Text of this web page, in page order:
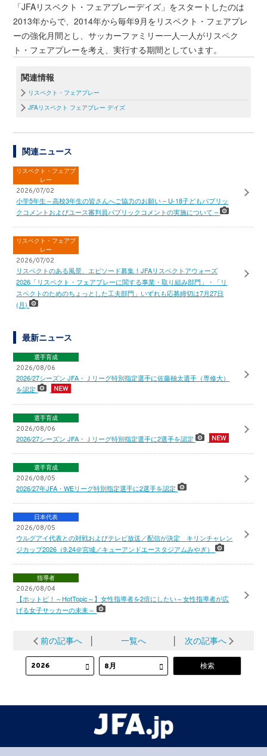
「JFAリスペクト・フェアプレーデイズ」をスタートしたのは
2013年からで、2014年から毎年9月をリスペクト・フェアプレ
ーの強化月間とし、サッカーファミリー一人一人がリスペク
ト・フェアプレーを考え、実行する期間としています。
関連情報
リスペクト・フェアプレー
JFAリスペクト フェアプレー デイズ
関連ニュース
リスペクト・フェアプ
レー
2026/07/02
小学5年生～高校3年生の皆さんへご協力のお願い – U-18子どもパブリッ
クコメントおよびユース審判員パブリックコメントの実施について –
リスペクト・フェアプ
レー
2026/07/02
リスペクトのある風景、エピソード募集！JFAリスペクトアウォーズ
2026「リスペクト・フェアプレーに関する事業・取り組み部門」・「リ
スペクトのためのちょっとした工夫部門」いずれも応募締切は7月27日
(月)
最新ニュース
選手育成
2026/08/06
2026/27シーズン JFA・Ｊリーグ特別指定選手に佐藤柚太選手（専修大）
を認定
選手育成
2026/08/06
2026/27シーズン JFA・Ｊリーグ特別指定選手に2選手を認定
選手育成
2026/08/05
2026/27年JFA・WEリーグ特別指定選手に2選手を認定
日本代表
2026/08/05
ウルグアイ代表との対戦およびテレビ放送／配信が決定 キリンチャレン
ジカップ2026（9.24＠宮城／キューアンドエースタジアムみやぎ）
指導者
2026/08/04
【ホットピ！～HotTopic～】女性指導者を2倍にしたい～女性指導者が広
げる女子サッカーの未来～
前の記事へ 一覧へ 次の記事へ